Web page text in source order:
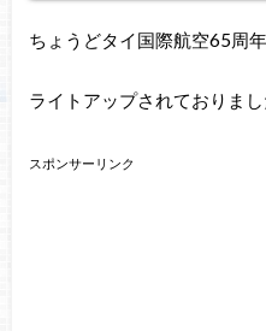
ちょうどタイ国際航空65周
ライトアップされておりまし
スポンサーリンク